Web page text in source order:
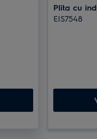
Plita cu
EIS7548